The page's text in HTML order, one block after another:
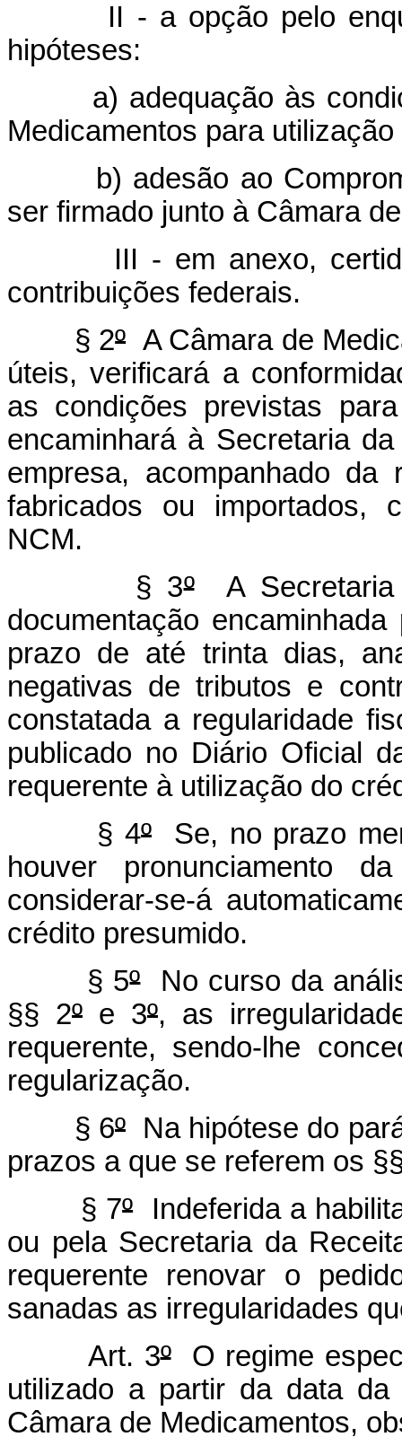
II - a opção pelo
hipóteses:
a) adequação às
Medicamentos para
b) adesão ao
ser firmado junto à Câmara
III - em anexo, certidão
contribuições federais.
§ 2ºA Câmara de
úteis, verificará a
as condições previstas
encaminhará à Secretaria
empresa, acompanhado
fabricados ou importados,
NCM.
§ 3ºA Secretaria
documentação
prazo de até trinta dias,
negativas de tributos e
constatada a regularidade
publicado no Diário Oficial
requerente à utilização do
§ 4º Se, no prazo
houver pronunciamento
considerar-se-á
crédito presumido.
§ 5ºNo curso da
§§ 2º e 3º, as
requerente, sendo-lhe
regularização.
§ 6º Na hipótese do
prazos a que se referem os
§ 7ºIndeferida a
ou pela Secretaria da
requerente renovar o
sanadas as irregularidades
Art. 3ºO regime
utilizado a partir da data da
Câmara de Medicamentos,